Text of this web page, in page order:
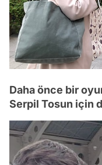
Daha önce bir
Serpil Tosun için